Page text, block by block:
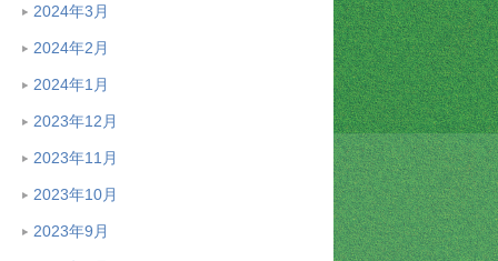
2024年3月
2024年2月
2024年1月
2023年12月
2023年11月
2023年10月
2023年9月